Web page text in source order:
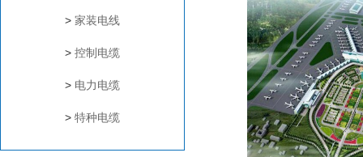
> 家装电线
> 控制电缆
> 电力电缆
> 特种电缆